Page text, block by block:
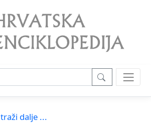
traži dalje ...